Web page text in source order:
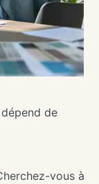
de
vous à